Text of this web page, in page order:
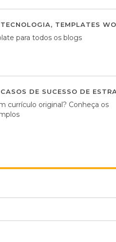
TECNOLOGIA, TEMPLATES
para todos os blogs
CASOS DE SUCESSO DE
currículo original? Conheça os